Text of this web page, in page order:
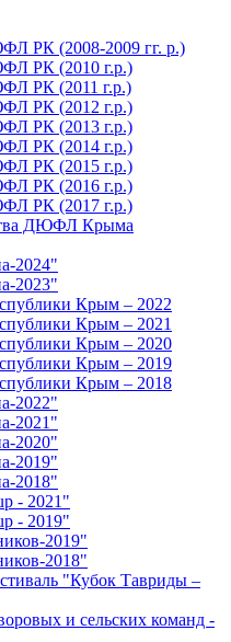
РК (2008-2009 гг. р.)
РК (2010 г.р.)
РК (2011 г.р.)
РК (2012 г.р.)
РК (2013 г.р.)
РК (2014 г.р.)
РК (2015 г.р.)
РК (2016 г.р.)
РК (2017 г.р.)
ДЮФЛ Крыма
2024"
2023"
Крым – 2022
Крым – 2021
Крым – 2020
Крым – 2019
Крым – 2018
2022"
2021"
2020"
2019"
2018"
- 2021"
- 2019"
2019"
2018"
"Кубок Тавриды –
и сельских команд -